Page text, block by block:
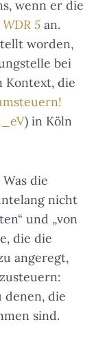
wenn er die
WDR 5 an.
worden,
bei
Kontext, die
) in Köln
die
nicht
und „von
die die
angeregt,
die
sind.